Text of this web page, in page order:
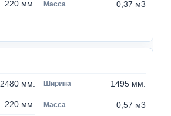
220 мм. 0,37 м3
2480 мм. 1495 мм.
220 мм. 0,57 м3